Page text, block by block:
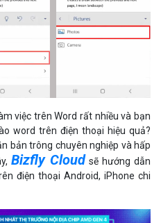
việc trên Word rất nhiều và bạn
word trên điện thoại hiệu quả?
bản trông chuyên nghiệp và hấp
Bizfly Cloud sẽ hướng dẫn
điện thoại Android, iPhone chi